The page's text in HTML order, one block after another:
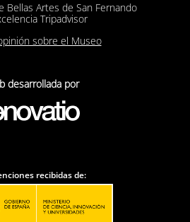
Bellas Artes de San Fernando
Tripadvisor
sobre el Museo
desarrollada por
recibidas de: